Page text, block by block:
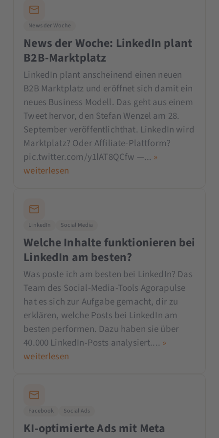
News der Woche
News der Woche: LinkedIn plant
B2B-Marktplatz
LinkedIn plant anscheinend einen neuen
B2B Marktplatz und eröffnet sich damit ein
neues Business Modell. Das geht aus einem
Tweet hervor, den Stefan Wenzel am 28.
September veröffentlichthat. LinkedIn wird
Marktplatz? Oder Affiliate-Plattform?
pic.twitter.com/y1lAT8QCfw —... »
weiterlesen
LinkedIn Social Media
Welche Inhalte funktionieren bei
LinkedIn am besten?
Was poste ich am besten bei LinkedIn? Das
Team des Social-Media-Tools Agorapulse
hat es sich zur Aufgabe gemacht, dir zu
erklären, welche Posts bei LinkedIn am
besten performen. Dazu haben sie über
40.000 LinkedIn-Posts analysiert.... »
weiterlesen
Facebook Social Ads
KI-optimierte Ads mit Meta